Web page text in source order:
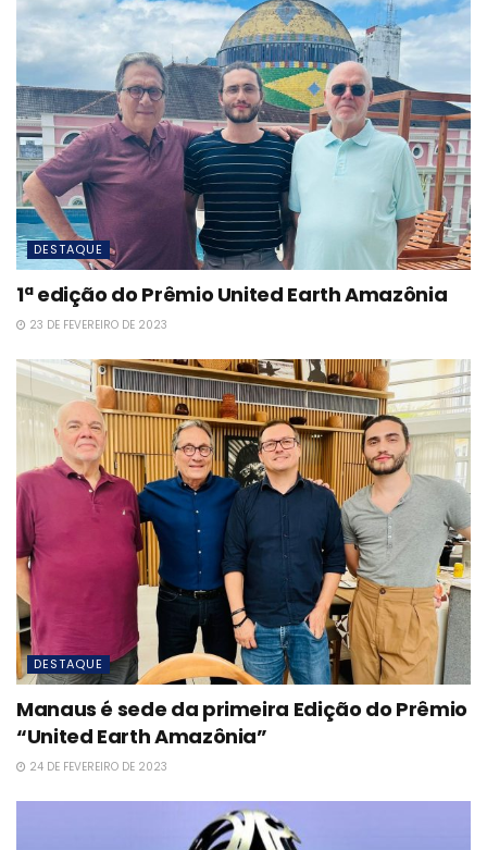
DESTAQUE
1ª edição do Prêmio United Earth Amazônia
23 DE FEVEREIRO DE 2023
DESTAQUE
Manaus é sede da primeira Edição do Prêmio
“United Earth Amazônia”
24 DE FEVEREIRO DE 2023